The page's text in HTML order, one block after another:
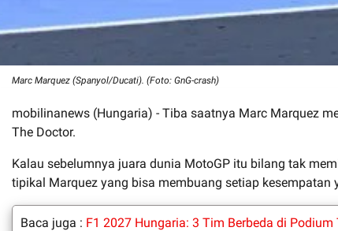
Marc Marquez (Spanyol/Ducati). (Foto: GnG-crash)
mobilinanews (Hungaria) - Tiba saatnya Marc Marquez
The Doctor.
Kalau sebelumnya juara dunia MotoGP itu bilang tak
tipikal Marquez yang bisa membuang setiap kesempatan
Baca juga : F1 2027 Hungaria: 3 Tim Berbeda di